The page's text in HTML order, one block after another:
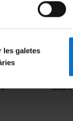
les galetes